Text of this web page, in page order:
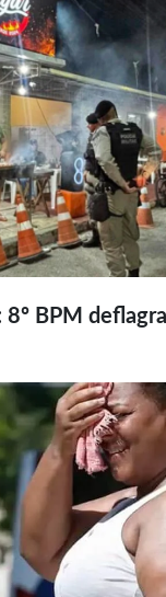
BPM